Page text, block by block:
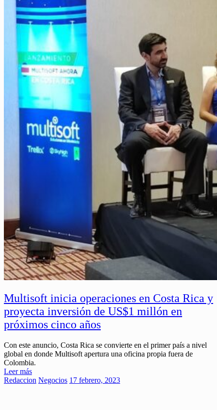
Multisoft inicia operaciones en Costa Rica y
proyecta inversión de US$1 millón en
próximos cinco años
Con este anuncio, Costa Rica se convierte en el primer país a nivel
global en donde Multisoft apertura una oficina propia fuera de
Colombia.
Leer más
Redaccion Negocios 17 febrero, 2023